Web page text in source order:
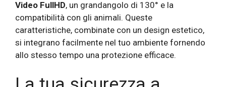
Video FullHD, un grandangolo di 130° e la
compatibilità con gli animali. Queste
caratteristiche, combinate con un design estetico,
si integrano facilmente nel tuo ambiente fornendo
allo stesso tempo una protezione efficace.